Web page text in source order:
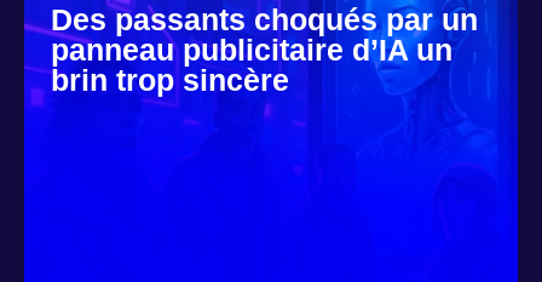
Des passants choqués par un
panneau publicitaire d’IA un
brin trop sincère